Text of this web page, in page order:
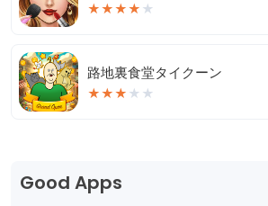
★★★★ ★
路地裏食堂タイクーン
★★★ ★ ★
Good Apps